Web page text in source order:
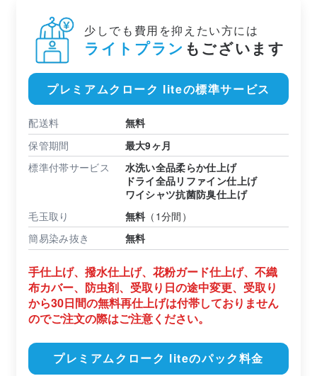
少しでも費用を抑えたい方には
ライトプラン もございます
プレミアムクローク liteの標準サービス
配送料 無料
毛玉取り 無料 （1分間）
保管期間 最大9ヶ月
簡易染み抜き 無料
標準付帯サービス
水洗い全品柔らか仕上げ
ドライ全品リファイン仕上げ
ワイシャツ抗菌防臭仕上げ
手仕上げ、撥水仕上げ、花粉ガード仕上げ、不織
布カバー、防虫剤、受取り日の途中変更、受取り
から30日間の無料再仕上げは付帯しておりません
のでご注文の際はご注意ください。
プレミアムクローク liteのパック料金